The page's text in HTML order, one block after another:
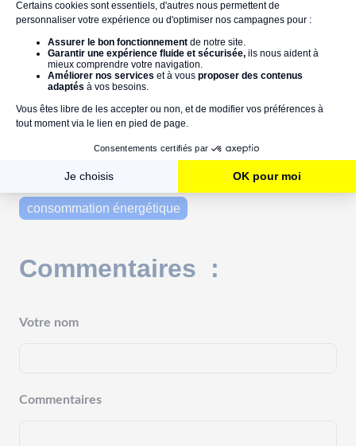
Références :
"Comment ENGIE aide les particuliers à réduire leur
empreinte carbone"
actualité
économies d'énergie
consommation énergétique
Commentaires :
Votre nom
Commentaires